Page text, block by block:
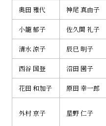
奥田 雅代 神尾 真由子
小籠 郁子 佐久間 礼子
清水 涼子 辰巳 明子
西谷 国登 沼田 園子
花田 和加子 原田 幸一郎
外村 京子 星野 仁子